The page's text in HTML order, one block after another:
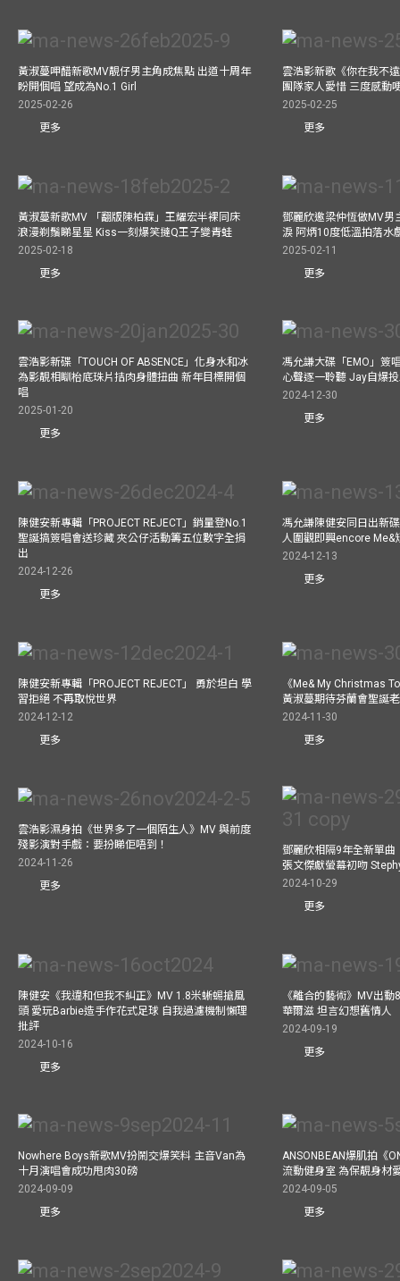
黃淑蔓呷醋新歌MV靚仔男主角成焦點 出道十周年
盼開個唱 望成為No.1 Girl
2025-02-26
更多
雲浩影新歌《你在我不
團隊家人愛惜 三度感動
2025-02-25
更多
黃淑蔓新歌MV 「翻版陳柏霖」王耀宏半裸同床
浪漫剃鬚睇星星 Kiss一刻爆笑撻Q王子變青蛙
2025-02-18
更多
鄧麗欣邀梁仲恆做MV男
淚 阿炳10度低溫拍落水
2025-02-11
更多
雲浩影新碟「TOUCH OF ABSENCE」化身水和冰
為影靚相瞓枱底珠片拮肉身體扭曲 新年目標開個
唱
2025-01-20
更多
馮允謙大碟「EMO」簽
心聲逐一聆聽 Jay自爆
2024-12-30
更多
陳健安新專輯「PROJECT REJECT」銷量登No.1
聖誕搞簽唱會送珍藏 夾公仔活動籌五位數字全捐
出
2024-12-26
更多
馮允謙陳健安同日出新
人圍觀即興encore Me&
2024-12-13
更多
陳健安新專輯「PROJECT REJECT」 勇於坦白 學
習拒絕 不再取悅世界
2024-12-12
更多
《Me& My Christmas
黃淑蔓期待芬蘭會聖誕
2024-11-30
更多
雲浩影濕身拍《世界多了一個陌生人》MV 與前度
殘影演對手戲：要扮睇佢唔到！
2024-11-26
更多
鄧麗欣相隔9年全新單曲
張文傑獻螢幕初吻
2024-10-29
更多
陳健安《我違和但我不糾正》MV 1.8米蜥蜴搶風
頭 愛玩Barbie造手作花式足球 自我過濾機制懶理
批評
2024-10-16
更多
《離合的藝術》MV出
華爾滋 坦言幻想舊情人
2024-09-19
更多
Nowhere Boys新歌MV扮鬧交爆笑料 主音Van為
十月演唱會成功甩肉30磅
2024-09-09
更多
ANSONBEAN爆肌拍《
流動健身室 為保靚身材
2024-09-05
更多